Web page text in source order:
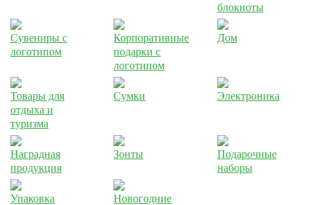
блокноты
Сувениры с
логотипом
Корпоративные
подарки с
логотипом
Дом
Товары для
отдыха и
туризма
Сумки Электроника
Наградная
продукция
Зонты
Подарочные
наборы
Упаковка
Новогодние